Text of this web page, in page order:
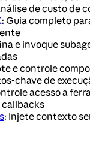
de custo de
: Guia completo
e invoque
e controle
chave de
acesso a
callbacks
: Injete contexto